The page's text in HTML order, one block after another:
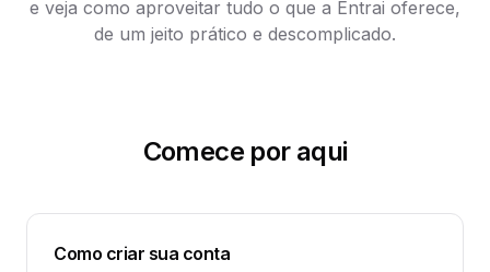
e veja como aproveitar tudo o que a Entrai oferece,
de um jeito prático e descomplicado.
Comece por aqui
Como criar sua conta